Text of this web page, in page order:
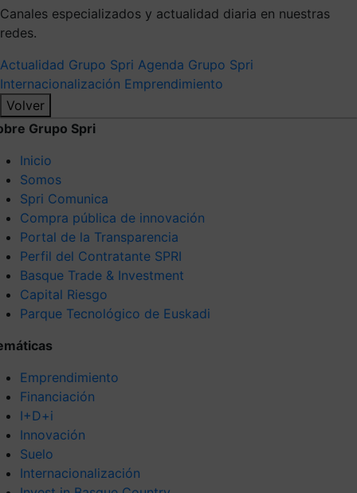
Canales especializados y actualidad diaria en nuestras
redes.
Actualidad Grupo Spri Agenda Grupo Spri
Internacionalización Emprendimiento
Volver
Grupo Spri
Inicio
Somos
Spri Comunica
Compra pública de innovación
Portal de la Transparencia
Perfil del Contratante SPRI
Basque Trade & Investment
Capital Riesgo
Parque Tecnológico de Euskadi
Emprendimiento
Financiación
I+D+i
Innovación
Suelo
Internacionalización